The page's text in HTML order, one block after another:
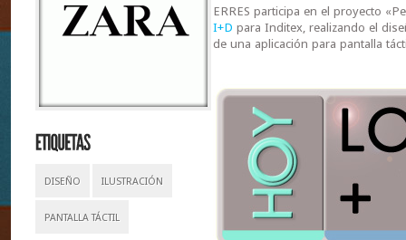
DISEÑO ILUSTRACIÓN
PANTALLA TÁCTIL
ERRES participa en el proyecto
I+D para Inditex, realizando el
de una aplicación para pantalla